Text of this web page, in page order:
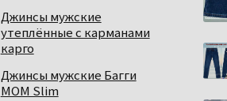
Джинсы мужские
утеплённые с карманами
карго
Джинсы мужские Багги
МОМ Slim